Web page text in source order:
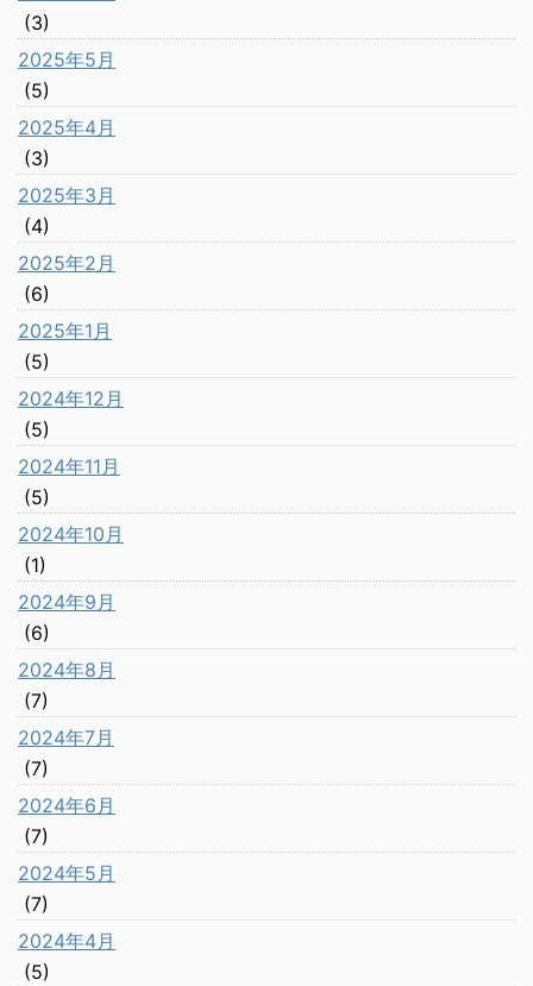
(3)
2025年5月
(5)
2025年4月
(3)
2025年3月
(4)
2025年2月
(6)
2025年1月
(5)
2024年12月
(5)
2024年11月
(5)
2024年10月
(1)
2024年9月
(6)
2024年8月
(7)
2024年7月
(7)
2024年6月
(7)
2024年5月
(7)
2024年4月
(5)